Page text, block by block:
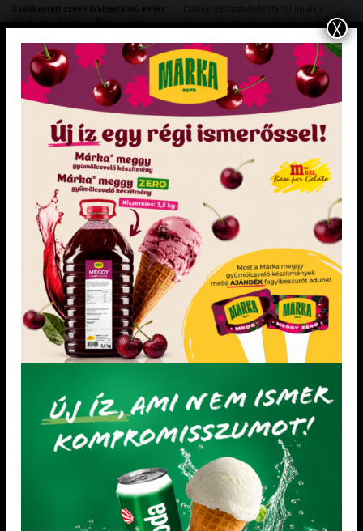
Csökkentett szénhidráttartalmú omlós
tartalmazó ételek fogyasztása a
fogyasztást követően kisebb mértékű
vércukorszint emelkedést okozhat,
mint a cukrot tartalmazó ételek
fogyasztása. Figyeljen a
kiegyensúlyozott és változatos
táplálkozásra. Túlzott mennyiségű
fogyasztása hashajtó hatású lehet.
KEDVENCEM!
tejbegríz készítéséhez édesítőszerekkel.
Könnyen, gyorsan elkészíthető. A cukor
helyett eritritet tartalmazó ételek
fogyasztása a fogyasztást követően kisebb
mértékű vércukorszint emelkedést okoz,
mint a cukrot tartalmazó ételek
fogyasztása.
KEDVENCEM!
DIA-WELLNESS TERMÉKEK
Maltit Mentes Tejberizs Alap
Csökkentett szénhidráttartalmú tejberizs
készítéséhez. Egyszerűen, forró tejjel
elkészíthető. Édesítőt már tartalmaz.
Élelmi rostban gazdag. Könnyen
elkészíthető, ízesítés nélkül is
fogyasztható. Más desszert is készíthető
KEDVENCEM!
DIA-WELLNESS TERMÉKEK
Maltit mentes Dia-Wellness
Tortakrém Express mogyorós
Mogyoró ízű krém tejszínhab ízesítésére és
rögzítésére. A cukor helyett eritritet és
szukralózt tartalmazó ételek fogyasztása, a
fogyasztást követően kisebb mértékű
vércukorszint emelkedést okoz mint a
cukrot tartalmazó ételek fogyasztása.
X